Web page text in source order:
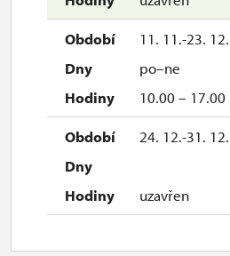
11. 11.-23. 12.
po–ne
10.00 – 17.00
24. 12.-31. 12.
uzavřen